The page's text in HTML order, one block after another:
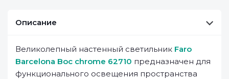
Описание
Великолепный настенный светильник Faro
Barcelona Boc chrome 62710 предназначен для
функционального освещения пространства